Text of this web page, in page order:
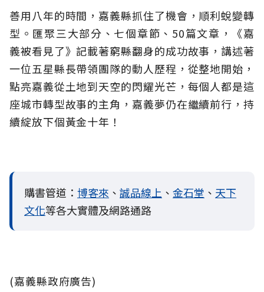
善用八年的時間，嘉義縣抓住了機會，順利蛻變轉
型。匯聚三大部分、七個章節、50篇文章，《嘉
義被看見了》記載著窮縣翻身的成功故事，講述著
一位五星縣長帶領團隊的動人歷程，從整地開始，
點亮嘉義從土地到天空的閃耀光芒，每個人都是這
座城市轉型故事的主角，嘉義夢仍在繼續前行，持
續綻放下個黃金十年！
購書管道： 博客來 、 誠品線上 、 金石堂 、 天下
文化等各大實體及網路通路
(嘉義縣政府廣告)